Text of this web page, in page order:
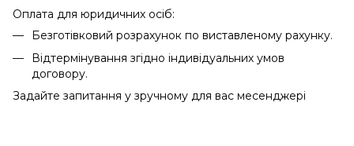
Оплата для юридичних осіб:
Безготівковий розрахунок по виставленому рахунку.
Відтермінування згідно індивідуальних умов
договору.
Задайте запитання у зручному для вас месенджері